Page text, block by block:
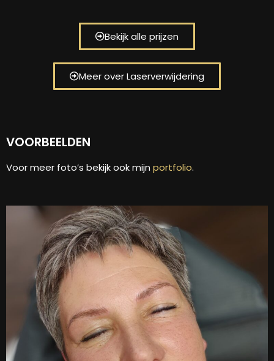
Bekijk alle prijzen
Meer over Laserverwijdering
VOORBEELDEN
Voor meer foto’s bekijk ook mijn portfolio.